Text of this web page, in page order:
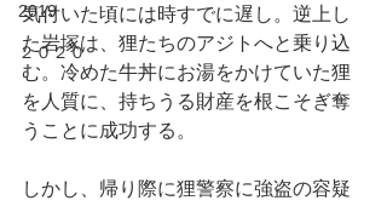
2019
２０２０
気付いた頃には時すでに遅し。逆上し
た岩塚は、狸たちのアジトへと乗り込
む。冷めた牛丼にお湯をかけていた狸
を人質に、持ちうる財産を根こそぎ奪
うことに成功する。
しかし、帰り際に狸警察に強盗の容疑